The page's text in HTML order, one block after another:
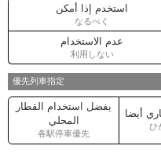
استخدم إذا أمكن
なるべく
عدم الاستخدام
利用しない
優先列車指定
أيضا
ひ
يفضل استخدام القطار
المحلي
各駅停車優先